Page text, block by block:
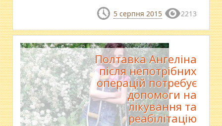
5 серпня 2015 2213
Полтавка Ангеліна
після непотрібних
операцій потребує
допомоги на
лікування та
реабілітацію